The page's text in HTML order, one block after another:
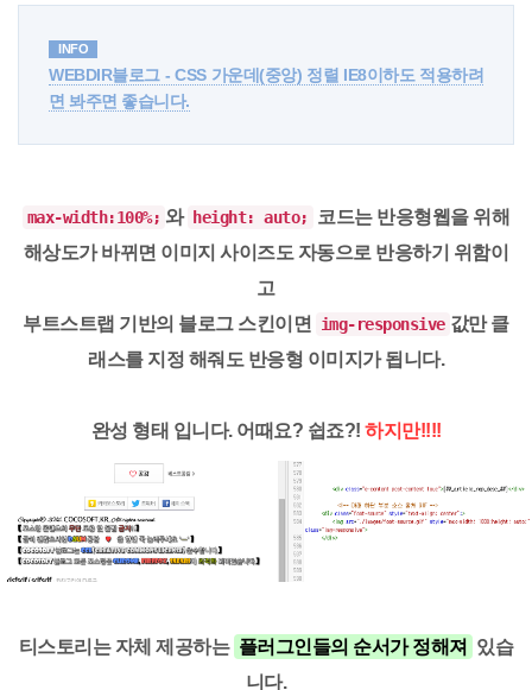
INFO
WEBDIR블로그 - CSS 가운데(중앙) 정렬 IE8이하도 적용하려
면 봐주면 좋습니다.
max-width:100%; 와 height: auto;
코드는 반응형웹을 위해
해상도가 바뀌면 이미지 사이즈도 자동으로 반응하기 위함이
고
부트스트랩 기반의 블로그 스킨이면
img-responsive 값만 클
래스를 지정 해줘도 반응형 이미지가 됩니다.
완성 형태 입니다. 어때요? 쉽죠?! 하지만!!!!
티스토리는 자체 제공하는 플러그인들의 순서가 정해져
있습
니다.